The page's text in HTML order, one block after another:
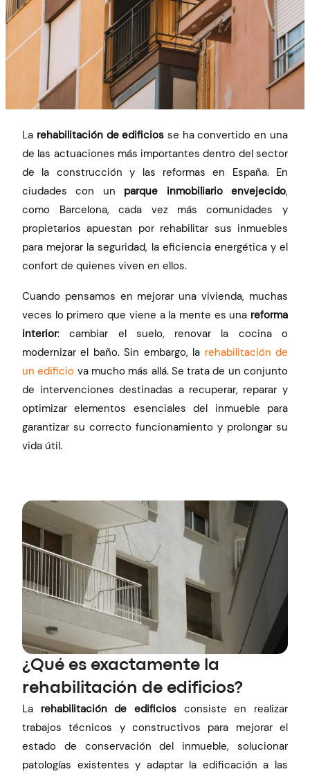
La rehabilitación de edificios se ha convertido en una
de las actuaciones más importantes dentro del sector
de la construcción y las reformas en España. En
ciudades con un parque inmobiliario envejecido,
como Barcelona, cada vez más comunidades y
propietarios apuestan por rehabilitar sus inmuebles
para mejorar la seguridad, la eficiencia energética y el
confort de quienes viven en ellos.
Cuando pensamos en mejorar una vivienda, muchas
veces lo primero que viene a la mente es una reforma
interior: cambiar el suelo, renovar la cocina o
modernizar el baño. Sin embargo, la rehabilitación de
un edificio va mucho más allá. Se trata de un conjunto
de intervenciones destinadas a recuperar, reparar y
optimizar elementos esenciales del inmueble para
garantizar su correcto funcionamiento y prolongar su
vida útil.
¿Qué es exactamente la
rehabilitación de edificios?
La rehabilitación de edificios consiste en realizar
trabajos técnicos y constructivos para mejorar el
estado de conservación del inmueble, solucionar
patologías existentes y adaptar la edificación a las